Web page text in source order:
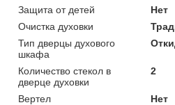
Защита от детей
Нет
Очистка духовки
Тип дверцы духового
шкафа
Количество стекол в
дверце духовки
2
Вертел
Нет